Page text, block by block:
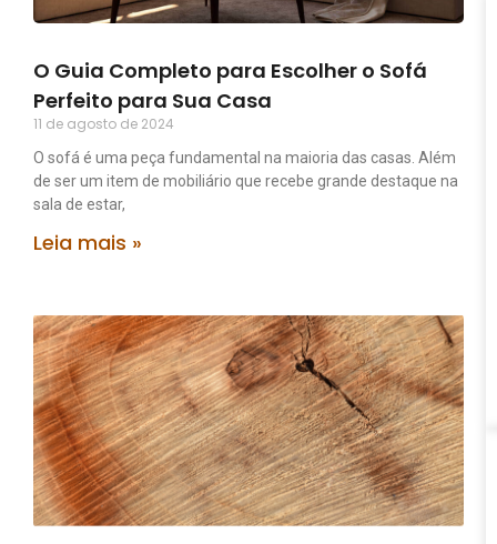
O Guia Completo para Escolher o Sofá
Perfeito para Sua Casa
11 de agosto de 2024
O sofá é uma peça fundamental na maioria das casas. Além
de ser um item de mobiliário que recebe grande destaque na
sala de estar,
Leia mais »